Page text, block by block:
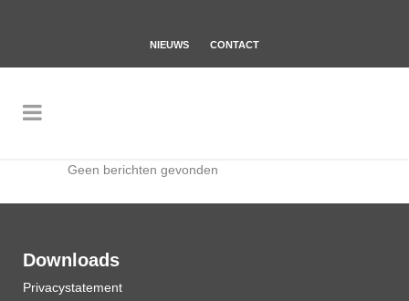
NIEUWS CONTACT
Geen berichten gevonden
Downloads
Privacystatement